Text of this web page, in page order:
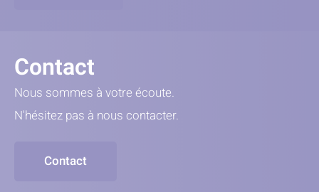
Contact
Nous sommes à votre écoute.
N'hésitez pas à nous contacter.
Contact